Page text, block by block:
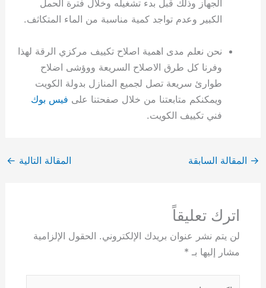
الجهاز وذلك قبل بدء تشغيله وخلال فترة الحمل
الكبير وعدم تواجد كمية مناسبة من الماء المتكاثف.
نحن نعلم مدى اهمية اصلاح تكييف مركزي الرقة لهذا
وفرنا كل طرق الاصلاح السريعة ووؤشى اضلاح
طوارئ سريعة تصل لجميع المنازل بدولة الكويت
ويمكنكم متابعتنا من خلال صفحتنا على فيس بوك
فني تكييف الكويت.
→ المقالة السابقة المقالة التالية ←
اترك تعليقاً
لن يتم نشر عنوان بريدك الإلكتروني. الحقول الإلزامية
مشار إليها بـ *